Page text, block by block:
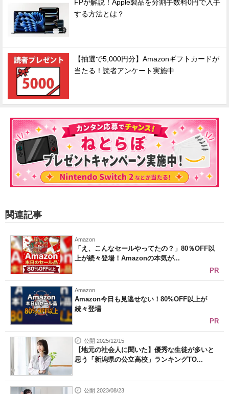
FPが解説！Apple製品を分割手数料0円で入手
する方法とは？
【抽選で5,000円分】Amazonギフトカードが
当たる！読者アンケート実施中
関連記事
Amazon
「え、こんなセールやってたの？」80％OFF以
上が続々登場！Amazonの本気が...
PR
Amazon
Amazon今日も見逃せない！80%OFF以上が
続々登場
PR
公開 2025/12/15
【地元の社会人に聞いた】優秀な生徒が多いと
思う「新潟県の公立高校」ランキングTO...
公開 2023/08/23